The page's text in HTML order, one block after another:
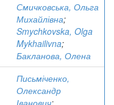
Смичковська, Ольга
Михайлівна;
Smychkovska, Olga
Mykhailivna;
Бакланова, Олена
Письміченко,
Олександр
Іванович;